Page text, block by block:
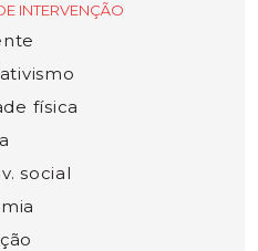
INTERVENÇÃO
física
social